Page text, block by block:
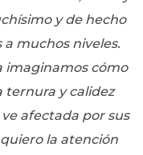
y de hecho
muchos niveles.
imaginamos cómo
ternura y calidez
afectada por sus
la atención